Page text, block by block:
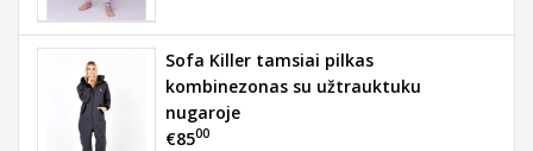
Sofa Killer tamsiai pilkas
kombinezonas su užtrauktuku
nugaroje
€8500